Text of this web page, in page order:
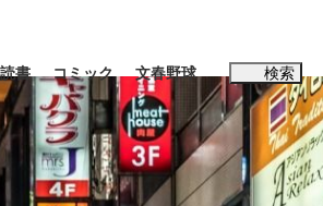
ンタビュー 読書
読書 コミック 文春野球 検索